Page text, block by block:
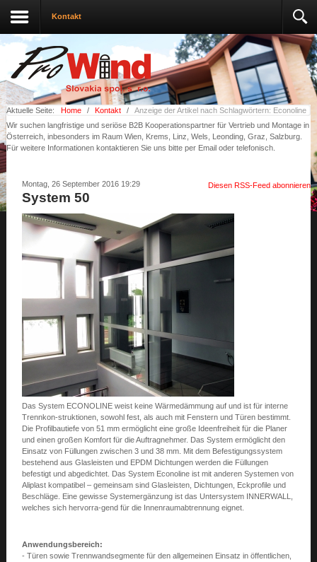
Kontakt
Aktuelle Seite: Home / Kontakt /
Anzeige der Artikel nach Schlagwörtern: Econoline
Wir suchen langfristige und seriöse B2B Kooperationspartner für Vertrieb und Montage in
Österreich, inbesonders im Raum Wien, Krems, Linz, Wels, Leonding, Graz, Salzburg.
Für weitere Informationen kontaktieren Sie uns bitte per Email oder telefonisch.
Diesen RSS-Feed abonnieren
Montag, 26 September 2016 19:29
System 50
Das System ECONOLINE weist keine Wärmedämmung auf und ist für interne
Trennkon-struktionen, sowohl fest, als auch mit Fenstern und Türen bestimmt.
Die Profilbautiefe von 51 mm ermöglicht eine große Ideenfreiheit für die Planer
und einen großen Komfort für die Auftragnehmer. Das System ermöglicht den
Einsatz von Füllungen zwischen 3 und 38 mm. Mit dem Befestigungssystem
bestehend aus Glasleisten und EPDM Dichtungen werden die Füllungen
befestigt und abgedichtet. Das System Econoline ist mit anderen Systemen von
Aliplast kompatibel – gemeinsam sind Glasleisten, Dichtungen, Eckprofile und
Beschläge. Eine gewisse Systemergänzung ist das Untersystem INNERWALL,
welches sich hervorra-gend für die Innenraumabtrennung eignet.
Anwendungsbereich:
- Türen sowie Trennwandsegmente für den allgemeinen Einsatz in öffentlichen,